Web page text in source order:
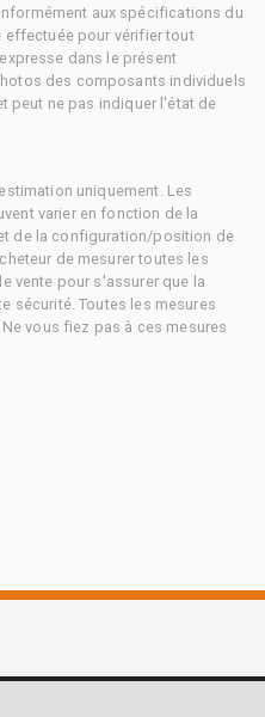
aux spécifications du
effectuée pour vérifier tout
dans le présent
des composants individuels
peut ne pas indiquer l'état de
uniquement. Les
varier en fonction de la
de la configuration/position de
de mesurer toutes les
vente pour s'assurer que la
sécurité. Toutes les mesures
vous fiez pas à ces mesures